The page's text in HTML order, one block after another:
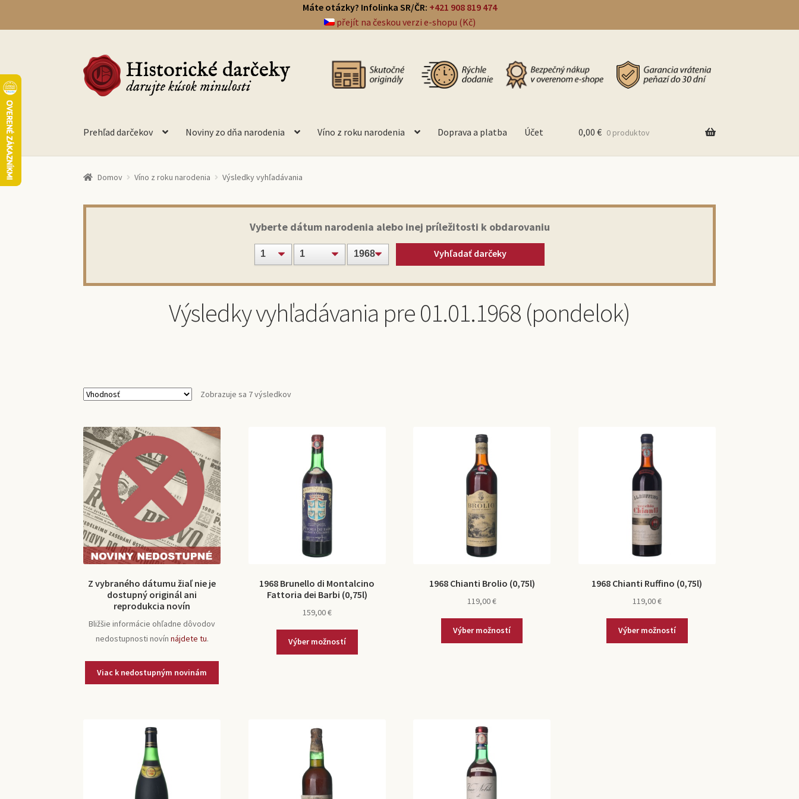
Máte otázky? Infolinka SR/ČR: +421 908 819 474
přejít na českou verzi e-shopu (Kč)
Preskočiť
na
navigáciu
Preskočiť
na
obsah
Prehľad darčekov Noviny zo dňa narodenia Víno z roku narodenia Doprava a platba Účet 0,00 € 0 produktov
Domov Víno z roku narodenia Výsledky vyhľadávania
Vyberte dátum narodenia alebo inej príležitosti k obdarovaniu
Vyhľadať darčeky
Výsledky vyhľadávania pre 01.01.1968 (pondelok)
Zobrazuje sa 7 výsledkov
Z vybraného dátumu žiaľ nie je
dostupný originál ani
reprodukcia novín
Bližšie informácie ohľadne dôvodov
nedostupnosti novín nájdete tu.
1968 Brunello di Montalcino
Fattoria dei Barbi (0,75l)
159,00€
Výber možností
1968 Chianti Brolio (0,75l)
119,00€
Výber možností
1968 Chianti Ruffino (0,75l)
119,00€
Výber možností